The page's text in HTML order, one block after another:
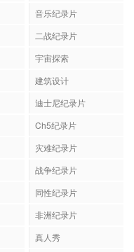
音乐纪录片
二战纪录片
宇宙探索
建筑设计
迪士尼纪录片
Ch5纪录片
灾难纪录片
战争纪录片
同性纪录片
非洲纪录片
真人秀